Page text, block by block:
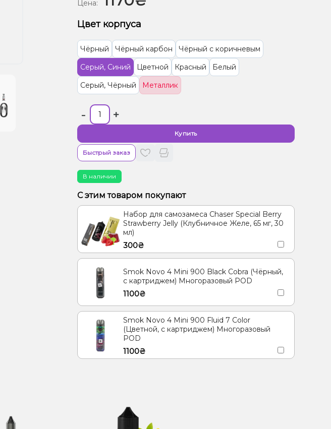
Цена:
Цвет корпуса
Чёрный Чёрный карбон
Чёрный с коричневым
Серый, Синий
Цветной Красный
Белый
Серый, Чёрный
Металлик
- +
Купить
Быстрый заказ
В наличии
С этим товаром покупают
Набор для самозамеса Chaser Special Berry
Strawberry Jelly (Клубничное Желе, 65 мг, 30
мл)
300₴
Smok Novo 4 Mini 900 Black Cobra (Чёрный,
с картриджем) Многоразовый POD
1100₴
Smok Novo 4 Mini 900 Fluid 7 Color
(Цветной, с картриджем) Многоразовый
POD
1100₴